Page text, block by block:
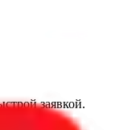
заявкой.